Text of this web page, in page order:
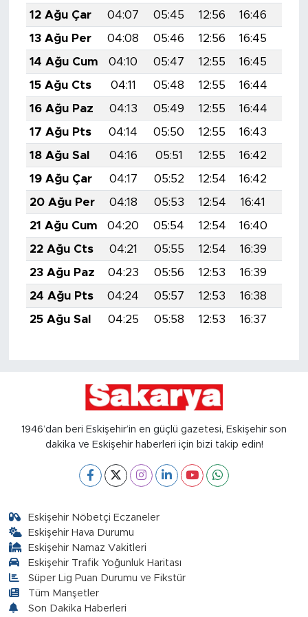
12 Ağu Çar
04:07 05:45 12:56 16:46
13 Ağu Per
04:08 05:46 12:56 16:45
14 Ağu Cum
04:10 05:47 12:55 16:45
15 Ağu Cts
04:11 05:48 12:55 16:44
16 Ağu Paz
04:13 05:49 12:55 16:44
17 Ağu Pts
04:14 05:50 12:55 16:43
18 Ağu Sal
04:16 05:51 12:55 16:42
19 Ağu Çar
04:17 05:52 12:54 16:42
20 Ağu Per
04:18 05:53 12:54 16:41
21 Ağu Cum
04:20 05:54 12:54 16:40
22 Ağu Cts
04:21 05:55 12:54 16:39
23 Ağu Paz
04:23 05:56 12:53 16:39
24 Ağu Pts
04:24 05:57 12:53 16:38
25 Ağu Sal
04:25 05:58 12:53 16:37
1946’dan beri Eskişehir’in en güçlü gazetesi, Eskişehir son
dakika ve Eskişehir haberleri için bizi takip edin!
Eskişehir Nöbetçi Eczaneler
Eskişehir Hava Durumu
Eskişehir Namaz Vakitleri
Eskişehir Trafik Yoğunluk Haritası
Süper Lig Puan Durumu ve Fikstür
Tüm Manşetler
Son Dakika Haberleri